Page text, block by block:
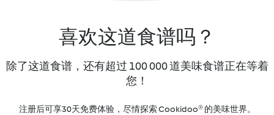
喜欢这道食谱吗？
除了这道食谱，还有超过 100 000 道美味食谱正在等着
您！
注册后可享30天免费体验，尽情探索 Cookidoo® 的美味世界。